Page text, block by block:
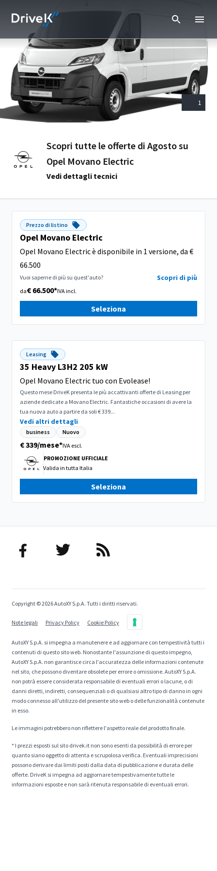
1
Scopri tutte le offerte di Agosto su
Opel Movano Electric
Vedi dettagli tecnici
Prezzo di listino
Opel Movano Electric
Opel Movano Electric è disponibile in 1 versione, da €
66.500
Vuoi saperne di più su quest'auto? Scopri di più
da€ 66.500*IVA incl.
Seleziona
Leasing
35 Heavy L3H2 205 kW
Opel Movano Electric tuo con Evolease!
Questo mese DriveK presenta le più accattivanti offerte di Leasing per
aziende dedicate a Movano Electric. Fantastiche occasioni di avere la
tua nuova auto a partire da soli € 339...
Vedi altri dettagli
business Nuovo
€ 339/mese*IVA escl.
PROMOZIONE UFFICIALE
Valida in tutta Italia
Seleziona
Copyright © 2026 AutoXY S.p.A. Tutti i diritti riservati.
Note legali Privacy Policy Cookie Policy
AutoXY S.p.A. si impegna a manutenere e ad aggiornare con tempestività tutti i
contenuti di questo sito web. Nonostante l'assunzione di questo impegno,
AutoXY S.p.A. non garantisce circa l'accuratezza delle informazioni contenute
nel sito, che possono diventare obsolete per errore o omissione. AutoXY S.p.A.
non potrà essere considerata responsabile di eventuali errori o lacune, o di
danni diretti, indiretti, consequenziali o di qualsiasi altro tipo di danno in ogni
modo connesso all'utilizzo del presente sito web o delle funzionalità contenute
in esso.
Le immagini potrebbero non riflettere l'aspetto reale del prodotto finale.
* I prezzi esposti sul sito drivek.it non sono esenti da possibilità di errore per
quanto siano oggetto di attenta e scrupolosa verifica. Eventuali imprecisioni
possono derivare dai limiti posti dalla data di pubblicazione e durata delle
offerte. DriveK si impegna ad aggiornare tempestivamente tutte le
informazioni esposte e non sarà ritenuta responsabile di eventuali errori.